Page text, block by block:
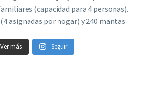
Ver más Seguir